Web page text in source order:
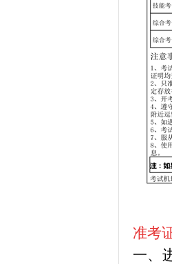
准考
一、